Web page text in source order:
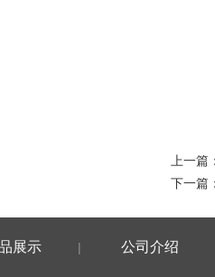
上一篇
下一篇：
展示 | 公司介绍